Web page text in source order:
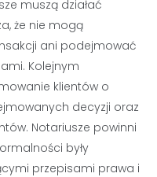
muszą działać
że nie mogą
ani podejmować
Kolejnym
klientów o
decyzji oraz
Notariusze powinni
były
przepisami prawa i